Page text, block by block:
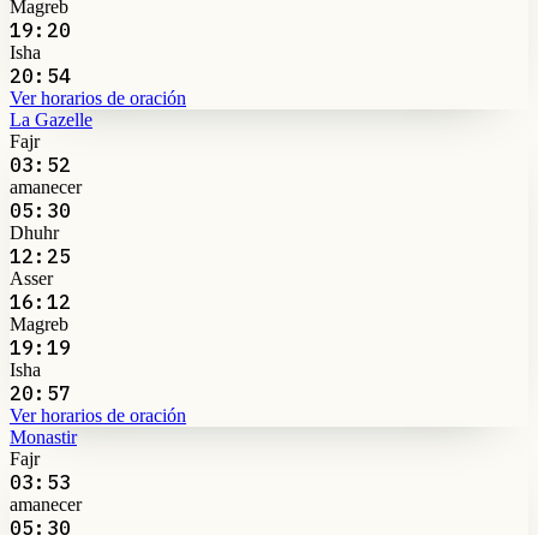
Magreb
19:20
Isha
20:54
Ver horarios de oración
La Gazelle
Fajr
03:52
amanecer
05:30
Dhuhr
12:25
Asser
16:12
Magreb
19:19
Isha
20:57
Ver horarios de oración
Monastir
Fajr
03:53
amanecer
05:30